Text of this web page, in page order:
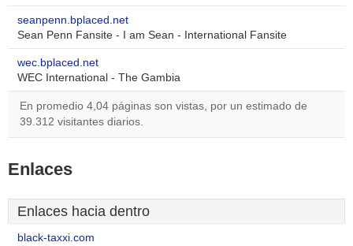
seanpenn.bplaced.net
Sean Penn Fansite - I am Sean - International Fansite
wec.bplaced.net
WEC International - The Gambia
En promedio 4,04 páginas son vistas, por un estimado de
39.312 visitantes diarios.
Enlaces
Enlaces hacia dentro
black-taxxi.com